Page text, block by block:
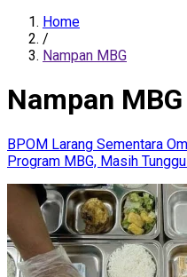
Home
/
Nampan MBG
Nampan MBG
BPOM Larang Sementara
Program MBG, Masih